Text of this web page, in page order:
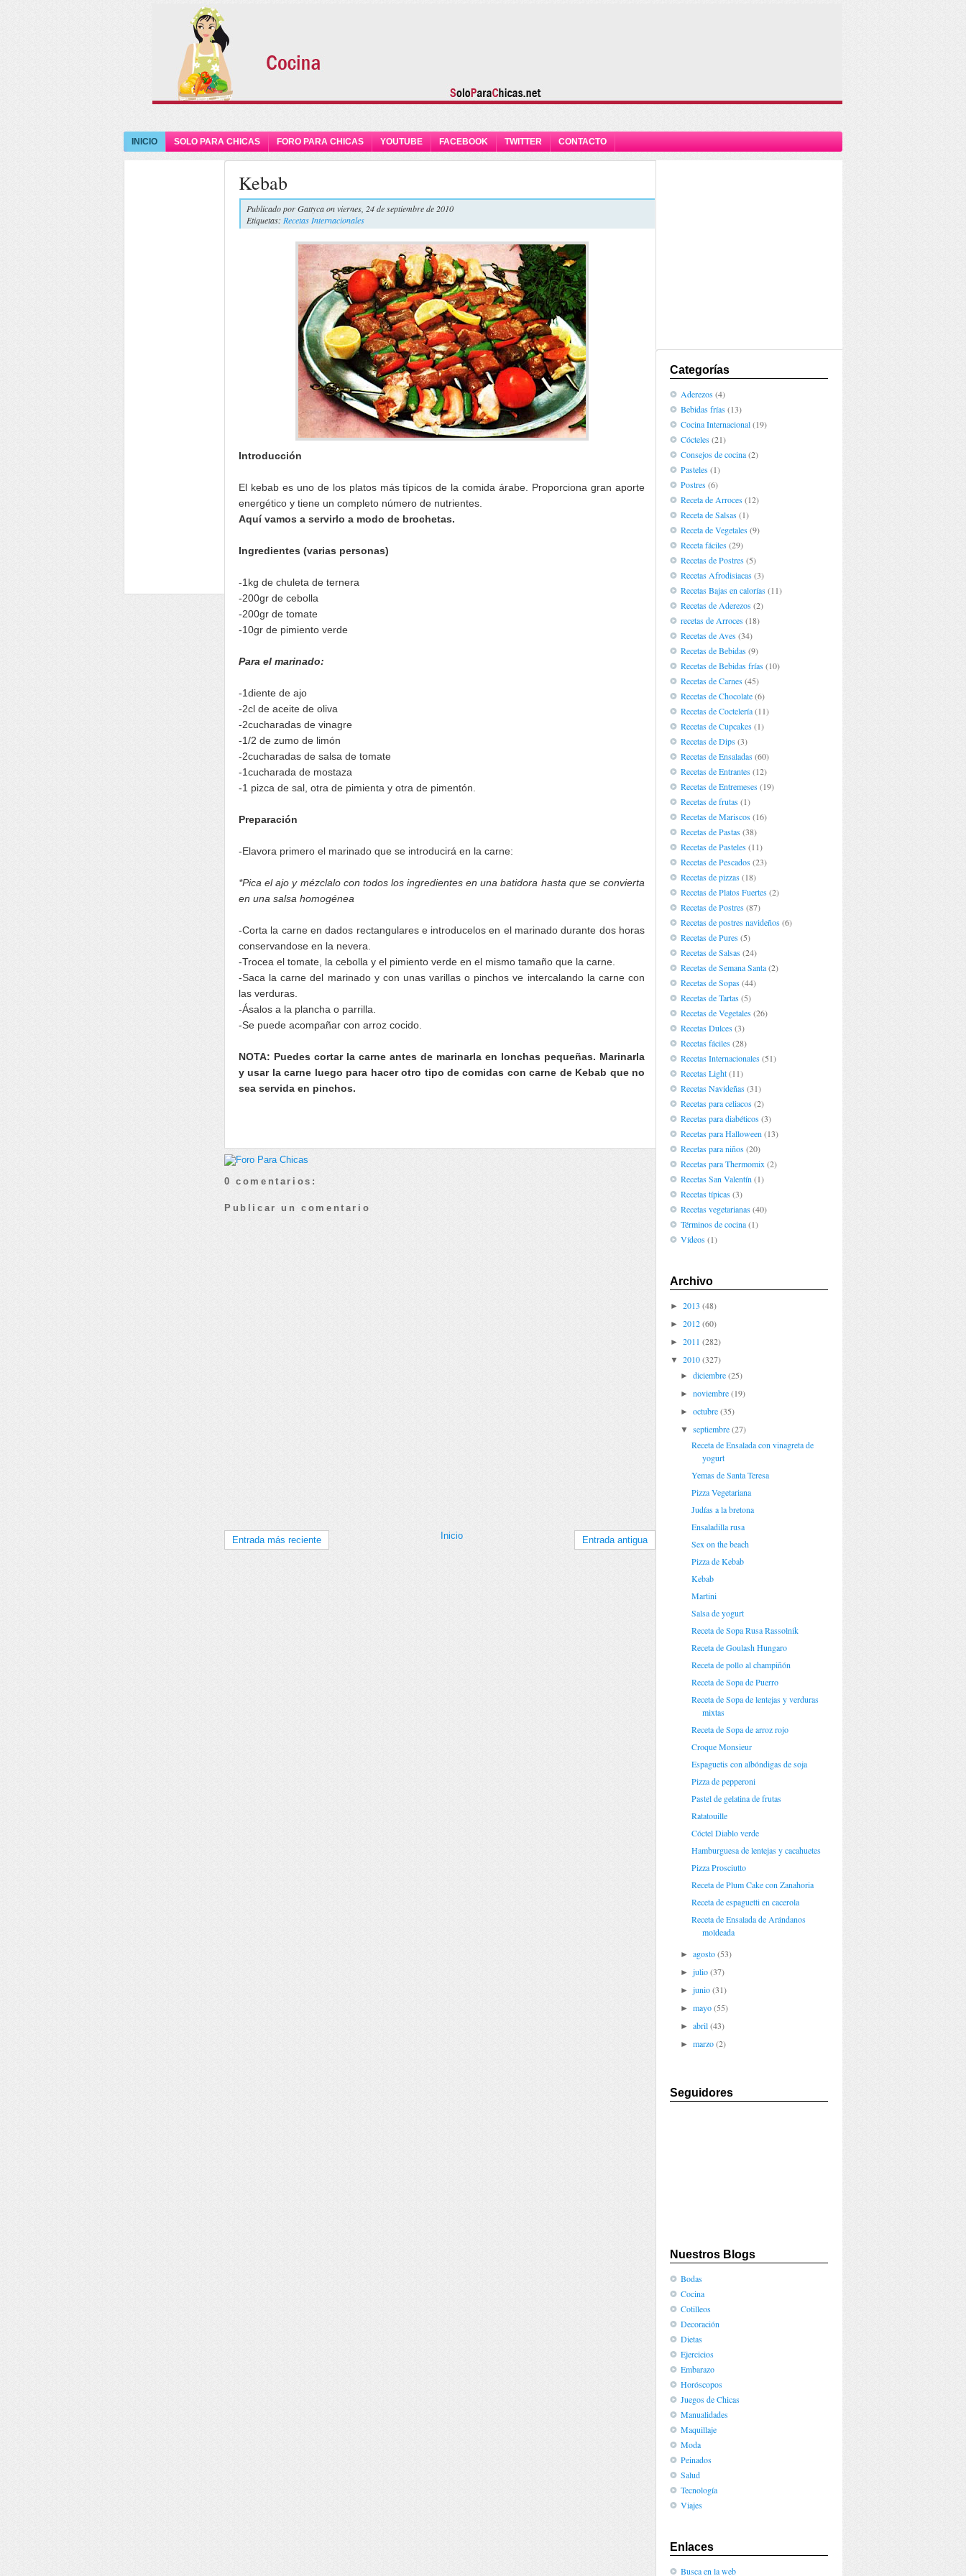
INICIO SOLO PARA CHICAS FORO PARA CHICAS YOUTUBE FACEBOOK TWITTER CONTACTO
Kebab
Publicado porGattycaon viernes, 24 de septiembre de 2010
Etiquetas: Recetas Internacionales
Introducción
El kebab es uno de los platos más típicos de la comida árabe. Proporciona gran aporte
energético y tiene un completo número de nutrientes.
Aquí vamos a servirlo a modo de brochetas.
Ingredientes (varias personas)
-1kg de chuleta de ternera
-200gr de cebolla
-200gr de tomate
-10gr de pimiento verde
Para el marinado:
-1diente de ajo
-2cl de aceite de oliva
-2cucharadas de vinagre
-1/2 de zumo de limón
-2cucharadas de salsa de tomate
-1cucharada de mostaza
-1 pizca de sal, otra de pimienta y otra de pimentón.
Preparación
-Elavora primero el marinado que se introducirá en la carne:
*Pica el ajo y mézclalo con todos los ingredientes en una batidora hasta que se convierta
en una salsa homogénea
-Corta la carne en dados rectangulares e introducelos en el marinado durante dos horas
conservandose en la nevera.
-Trocea el tomate, la cebolla y el pimiento verde en el mismo tamaño que la carne.
-Saca la carne del marinado y con unas varillas o pinchos ve intercalando la carne con
las verduras.
-Ásalos a la plancha o parrilla.
-Se puede acompañar con arroz cocido.
NOTA: Puedes cortar la carne antes de marinarla en lonchas pequeñas. Marinarla
y usar la carne luego para hacer otro tipo de comidas con carne de Kebab que no
sea servida en pinchos.
0 comentarios:
Publicar un comentario
Entrada más reciente Entrada antigua
Inicio
Categorías
Aderezos(4)
Bebidas frías(13)
Cocina Internacional(19)
Cócteles(21)
Consejos de cocina(2)
Pasteles(1)
Postres(6)
Receta de Arroces(12)
Receta de Salsas(1)
Receta de Vegetales(9)
Receta fáciles(29)
Recetas de Postres(5)
Recetas Afrodisiacas(3)
Recetas Bajas en calorías(11)
Recetas de Aderezos(2)
recetas de Arroces(18)
Recetas de Aves(34)
Recetas de Bebidas(9)
Recetas de Bebidas frías(10)
Recetas de Carnes(45)
Recetas de Chocolate(6)
Recetas de Coctelería(11)
Recetas de Cupcakes(1)
Recetas de Dips(3)
Recetas de Ensaladas(60)
Recetas de Entrantes(12)
Recetas de Entremeses(19)
Recetas de frutas(1)
Recetas de Mariscos(16)
Recetas de Pastas(38)
Recetas de Pasteles(11)
Recetas de Pescados(23)
Recetas de pizzas(18)
Recetas de Platos Fuertes(2)
Recetas de Postres(87)
Recetas de postres navideños(6)
Recetas de Pures(5)
Recetas de Salsas(24)
Recetas de Semana Santa(2)
Recetas de Sopas(44)
Recetas de Tartas(5)
Recetas de Vegetales(26)
Recetas Dulces(3)
Recetas fáciles(28)
Recetas Internacionales(51)
Recetas Light(11)
Recetas Navideñas(31)
Recetas para celiacos(2)
Recetas para diabéticos(3)
Recetas para Halloween (13)
Recetas para niños(20)
Recetas para Thermomix (2)
Recetas San Valentín (1)
Recetas típicas(3)
Recetas vegetarianas(40)
Términos de cocina(1)
Vídeos(1)
Archivo
► 2013 (48)
► 2012(60)
► 2011 (282)
▼ 2010(327)
►diciembre (25)
►noviembre (19)
►octubre (35)
▼septiembre (27)
Receta de Ensalada con vinagreta de
yogurt
Yemas de Santa Teresa
Pizza Vegetariana
Judías a la bretona
Ensaladilla rusa
Sex on the beach
Pizza de Kebab
Kebab
Martini
Salsa de yogurt
Receta de Sopa Rusa Rassolnik
Receta de Goulash Hungaro
Receta de pollo al champiñón
Receta de Sopa de Puerro
Receta de Sopa de lentejas y verduras
mixtas
Receta de Sopa de arroz rojo
Croque Monsieur
Espaguetis con albóndigas de soja
Pizza de pepperoni
Pastel de gelatina de frutas
Ratatouille
Cóctel Diablo verde
Hamburguesa de lentejas y cacahuetes
Pizza Prosciutto
Receta de Plum Cake con Zanahoria
Receta de espaguetti en cacerola
Receta de Ensalada de Arándanos
moldeada
►agosto (53)
►julio (37)
►junio (31)
►mayo (55)
►abril (43)
►marzo (2)
Seguidores
Nuestros Blogs
Bodas
Cocina
Cotilleos
Decoración
Dietas
Ejercicios
Embarazo
Horóscopos
Juegos de Chicas
Manualidades
Maquillaje
Moda
Peinados
Salud
Tecnología
Viajes
Enlaces
Busca en la web